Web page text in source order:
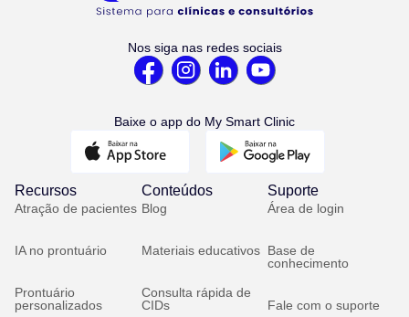
Nos siga nas redes sociais
Baixe o app do My Smart Clinic
Recursos
Atração de pacientes
IA no prontuário
Prontuário
personalizados
Conteúdos
Blog
Materiais educativos
Consulta rápida de
CIDs
Suporte
Área de login
Base de
conhecimento
Fale com o suporte